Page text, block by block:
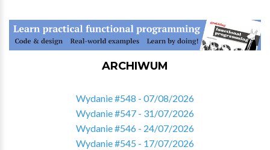
ARCHIWUM
Wydanie #548 - 07/08/2026
Wydanie #547 - 31/07/2026
Wydanie #546 - 24/07/2026
Wydanie #545 - 17/07/2026